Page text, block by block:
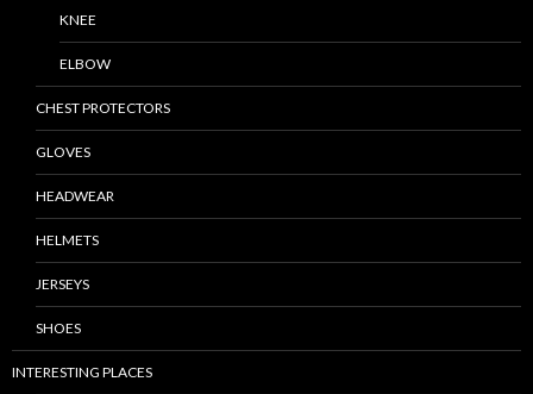
KNEE
ELBOW
CHEST PROTECTORS
GLOVES
HEADWEAR
HELMETS
JERSEYS
SHOES
INTERESTING PLACES